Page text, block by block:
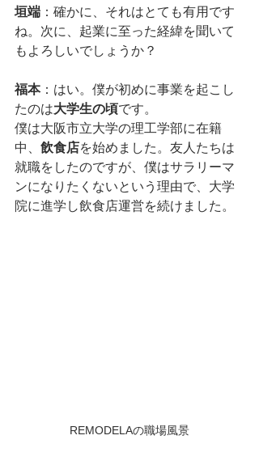
垣端 ：確かに、それはとても有用です
ね。次に、起業に至った経緯を聞いて
もよろしいでしょうか？
福本：はい。僕が初めに事業を起こし
たのは大学生の頃です。
僕は大阪市立大学の理工学部に在籍
中、 飲食店を始めました。友人たちは
就職をしたのですが、僕はサラリーマ
ンになりたくないという理由で、大学
院に進学し飲食店運営を続けました。
REMODELAの職場風景